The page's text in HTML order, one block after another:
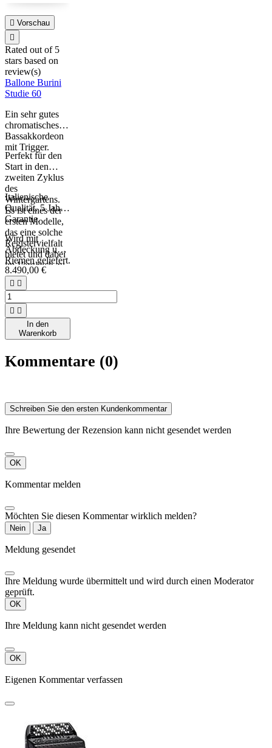
 Vorschau

Rated out of 5
stars based on
review(s)
Ballone Burini
Studie 60
Ein sehr gutes
chromatisches
Bassakkordeon
mit Trigger.
Perfekt für den
Start in den
zweiten Zyklus
des
Wintergartens.
Es ist eines der
ersten Modelle,
das eine solche
Registervielfalt
bietet und dabei
im Vergleich zu
höheren
Modellen
kompakt und
relativ leicht
bleibt.
Italienische
Qualität. 5 Jahre
Garantie.
Wird mit
Abdeckung und
Riemen geliefert.
8.490,00 €
 
 
In den
Warenkorb
Kommentare (0)
Schreiben Sie den ersten Kundenkommentar
Ihre Bewertung der Rezension kann nicht gesendet werden
OK
Kommentar melden
Möchten Sie diesen Kommentar wirklich melden?
Nein Ja
Meldung gesendet
Ihre Meldung wurde übermittelt und wird durch einen Moderator
geprüft.
OK
Ihre Meldung kann nicht gesendet werden
OK
Eigenen Kommentar verfassen